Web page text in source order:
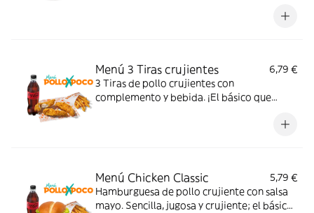
Menú 3 Tiras crujientes
6,79 €
3 Tiras de pollo crujientes con
complemento y bebida. ¡El básico que
Menú Chicken Classic
5,79 €
Hamburguesa de pollo crujiente con salsa
mayo. Sencilla, jugosa y crujiente; el básico